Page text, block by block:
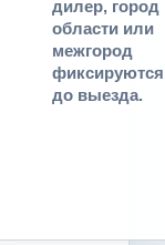
дилер, город
области или
межгород
фиксируются
до выезда.